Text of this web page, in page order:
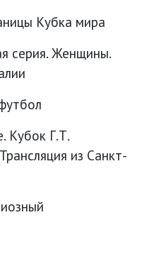
Кубка мира
серия. Женщины.
Кубок Г.Т.
из Санкт-